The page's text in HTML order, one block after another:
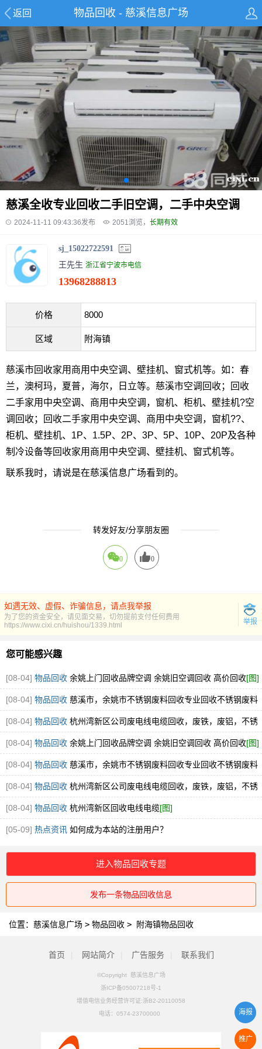
返回 物品回收 - 慈溪信息广场
慈溪全收专业回收二手旧空调，二手中央空调
2024-11-11 09:43:36发布 2051浏览， 长期有效
sj_15022722591
王先生 浙江省宁波市电信
13968288813
价格 8000
区域 附海镇
慈溪市回收家用商用中央空调、壁挂机、窗式机等。如：春
兰，澳柯玛，夏普，海尔，日立等。慈溪市空调回收；回收
二手家用中央空调、商用中央空调，窗机、柜机、壁挂机?空
调回收；回收二手家用中央空调、商用中央空调，窗机??、
柜机、壁挂机、1P、1.5P、2P、3P、5P、10P、20P及各种
制冷设备等回收家用商用中央空调、壁挂机、窗式机等。
联系我时，请说是在慈溪信息广场看到的。
转发好友/分享朋友圈
0 0
如遇无效、虚假、诈骗信息，请点我举报
为了您的资金安全，请见面交易，切勿提前支付任何费用
举报
https://www.cixi.cn/huishou/1339.html
您可能感兴趣
[08-04] 物品回收 余姚上门回收品牌空调 余姚旧空调回收 高价回收[图]
[08-04] 物品回收 慈溪市，余姚市不锈钢废料回收专业回收不锈钢废料
304.316厂家直接收购[图]
[08-04] 物品回收 杭州湾新区公司废电线电缆回收，废铁，废铝，不锈
钢回收[图]
[08-04] 物品回收 余姚上门回收品牌空调 余姚旧空调回收 高价回收[图]
[08-04] 物品回收 慈溪市，余姚市不锈钢废料回收专业回收不锈钢废料
304.316厂家直接收购[图]
[08-04] 物品回收 杭州湾新区公司废电线电缆回收，废铁，废铝，不锈
钢回收[图]
[08-04] 物品回收 杭州湾新区回收电线电缆[图]
[05-09] 热点资讯 如何成为本站的注册用户？
进入物品回收专题
发布一条物品回收信息
位置： 慈溪信息广场 > 物品回收 > 附海镇物品回收
首页 网站简介 广告服务 联系我们
©Copyright 慈溪信息广场
浙ICP备05007218号-1
增值电信业务经营许可证:浙B2-20110058
电话： 0574-23700000
推广
海报